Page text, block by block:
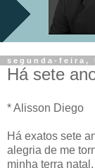
segunda-feira,
Há sete
* Alisson Diego
Há exatos sete
alegria de me
minha terra